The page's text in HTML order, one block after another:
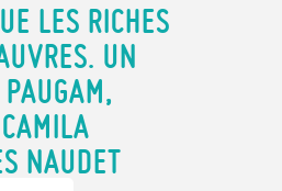
LES RICHES
UN
NAUDET